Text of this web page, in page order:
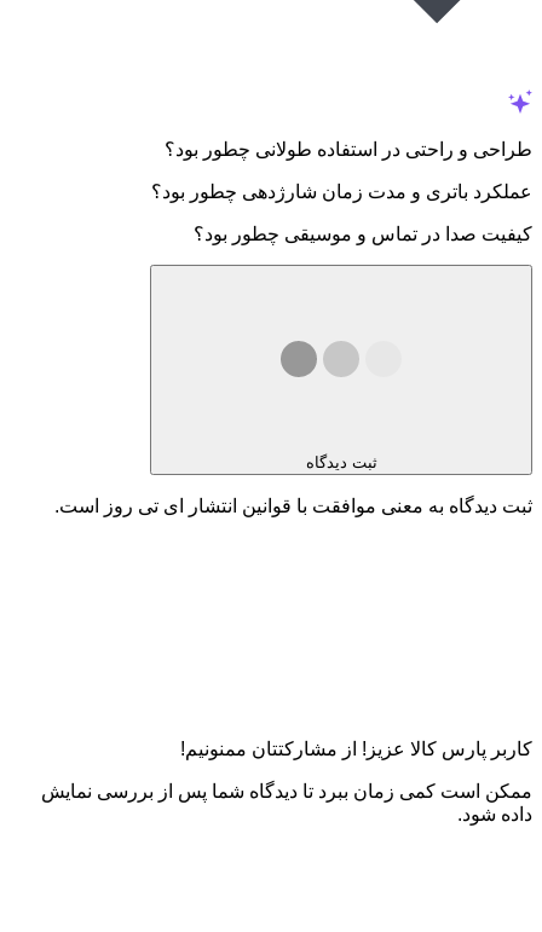
طراحی و راحتی در استفاده طولانی چطور بود؟
عملکرد باتری و مدت زمان شارژدهی چطور بود؟
کیفیت صدا در تماس و موسیقی چطور بود؟
ثبت دیدگاه
ثبت دیدگاه به معنی موافقت با قوانین انتشار ای تی روز است.
کاربر پارس کالا عزیز! از مشارکتتان ممنونیم!
ممکن است کمی زمان ببرد تا دیدگاه شما پس از بررسی نمایش
داده شود.